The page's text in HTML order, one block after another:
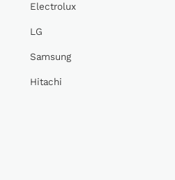
Electrolux
LG
Samsung
Hitachi